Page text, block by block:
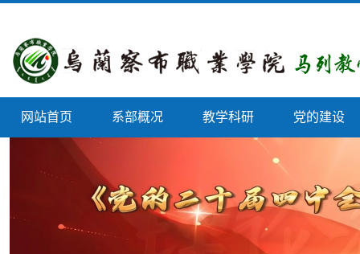
网站首页 系部概况 教学科研 党的建设